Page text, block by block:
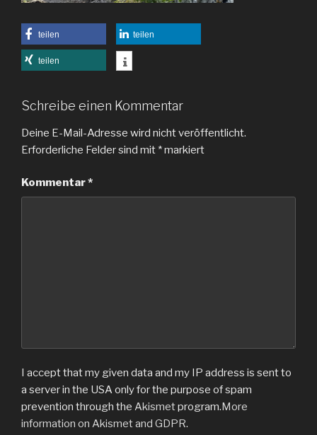
teilen teilen
teilen
Schreibe einen Kommentar
Deine E-Mail-Adresse wird nicht veröffentlicht.
Erforderliche Felder sind mit *markiert
Kommentar*
I accept that my given data and my IP address is sent to
a server in the USA only for the purpose of spam
prevention through the Akismetprogram.More
information on Akismet and GDPR.